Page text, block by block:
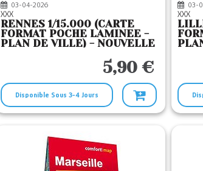
03-04-2026
XXX
RENNES 1/15.000 (CARTE
FORMAT POCHE LAMINEE -
PLAN DE VILLE) - NOUVELLE
5,90 €
Disponible Sous 3-4 Jours
03-
XXX